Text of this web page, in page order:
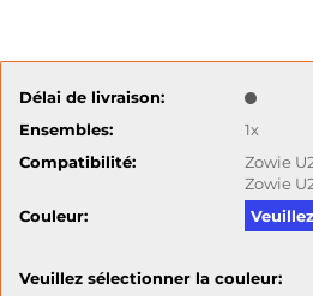
Délai de livraison:
Ensembles:
1x
Compatibilité:
Zowie
Zowie
Couleur:
Veuillez sélectionner la couleur: